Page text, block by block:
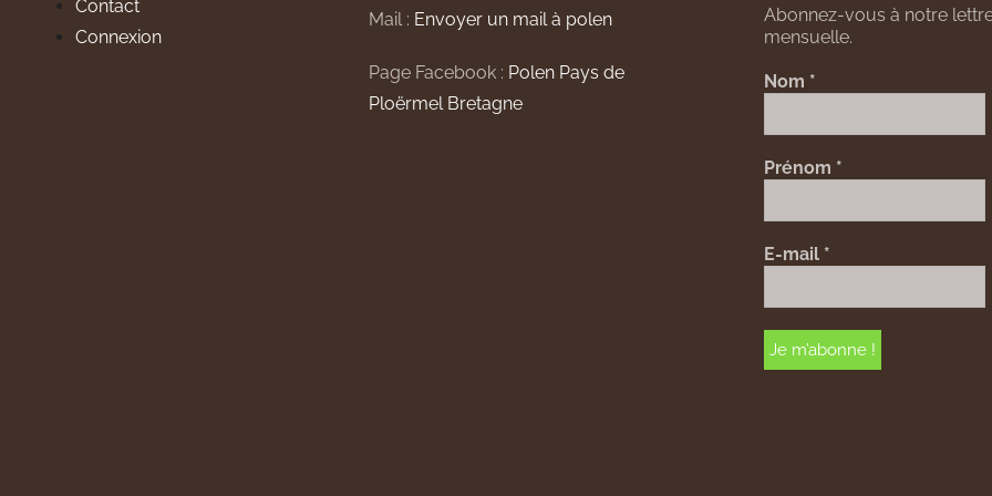
Contact
Connexion
Mail : Envoyer un mail à polen
Page Facebook : Polen Pays de
Ploërmel Bretagne
Abonnez-vous à notre
mensuelle.
Nom *
Prénom *
E-mail *